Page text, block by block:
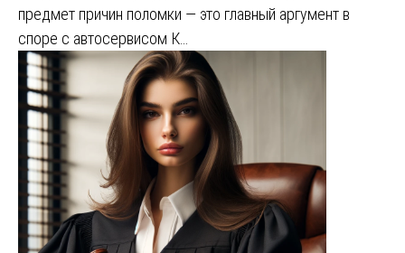
предмет причин поломки — это главный аргумент в
споре с автосервисом К…